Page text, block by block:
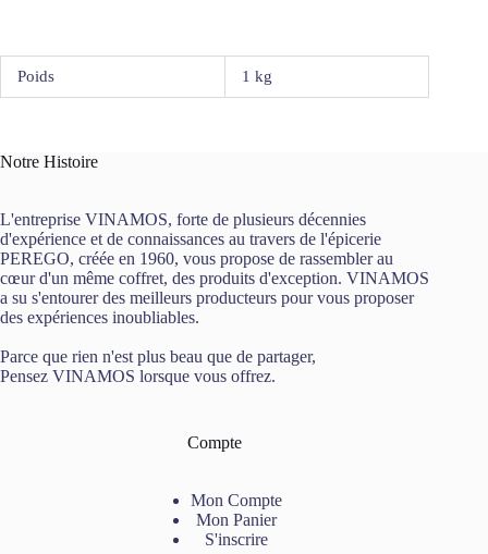
Poids 1 kg
Notre Histoire
L'entreprise VINAMOS, forte de plusieurs décennies
d'expérience et de connaissances au travers de l'épicerie
PEREGO, créée en 1960, vous propose de rassembler au
cœur d'un même coffret, des produits d'exception. VINAMOS
a su s'entourer des meilleurs producteurs pour vous proposer
des expériences inoubliables.
Parce que rien n'est plus beau que de partager,
Pensez VINAMOS lorsque vous offrez.
Compte
Mon Compte
Mon Panier
S'inscrire